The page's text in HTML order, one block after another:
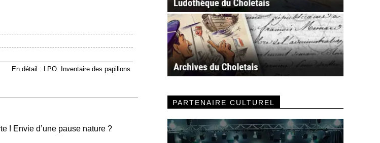
En détail : LPO. Inventaire des papillons
! Envie d’une pause nature ?
PARTENAIRE CULTUREL